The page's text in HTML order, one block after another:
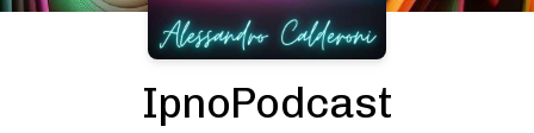
IpnoPodcast